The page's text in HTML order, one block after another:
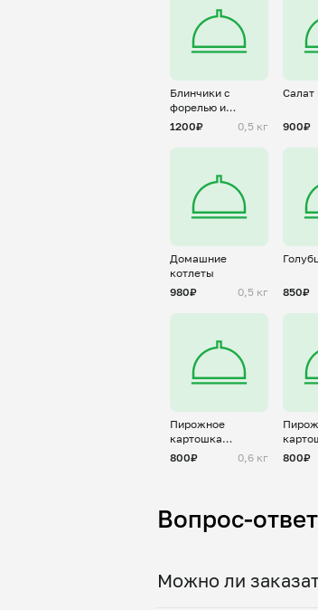
Блинчики с
форелью и
сливочным сыром
1200₽ 0,5 кг
Салат
900₽
Домашние
котлеты
980₽
0,5 кг 850₽
Пирожное
картошка
"Сникерс"
800₽ 0,6 кг 800₽
Вопрос-ответ
Можно ли